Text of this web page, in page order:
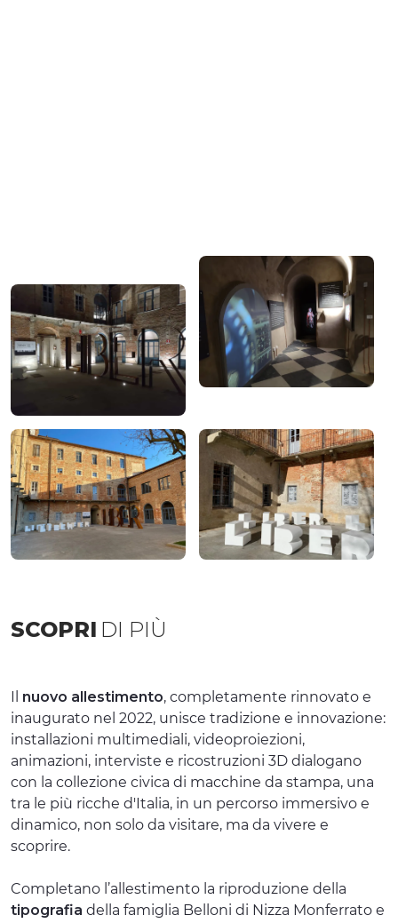
SCOPRI DI PIÙ
nuovo allestimento, completamente rinnovato e
inaugurato nel 2022, unisce tradizione e innovazione:
installazioni multimediali, videoproiezioni,
animazioni, interviste e ricostruzioni 3D dialogano
con la collezione civica di macchine da stampa, una
tra le più ricche d'Italia, in un percorso immersivo e
dinamico, non solo da visitare, ma da vivere e
scoprire.
Completano l’allestimento la riproduzione della
tipografia della famiglia Belloni di Nizza Monferrato e